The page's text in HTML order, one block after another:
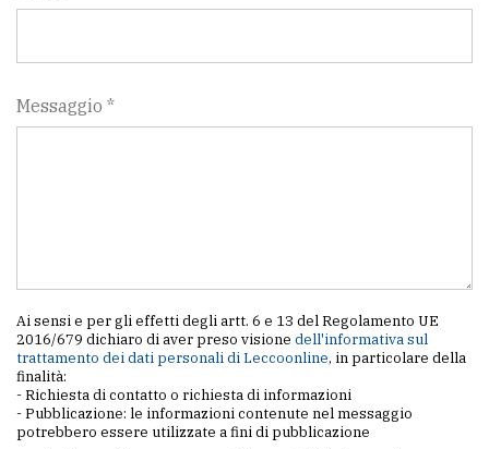
Messaggio *
Ai sensi e per gli effetti degli artt. 6 e 13 del Regolamento UE
2016/679 dichiaro di aver preso visione dell'informativa sul
trattamento dei dati personali di Leccoonline, in particolare della
finalità:
- Richiesta di contatto o richiesta di informazioni
- Pubblicazione: le informazioni contenute nel messaggio
potrebbero essere utilizzate a fini di pubblicazione